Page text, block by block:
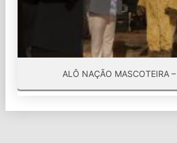
ALÔ NAÇÃO MASCOTEIRA